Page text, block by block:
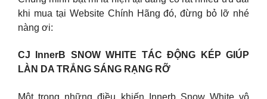
khi mua tại Website Chính Hãng đó, đừng bỏ lỡ nhé
nàng ơi:
CJ InnerB SNOW WHITE TÁC ĐỘNG KÉP GIÚP
LÀN DA TRẮNG SÁNG RẠNG RỠ
Một trong những điều khiến Innerb Snow White vô